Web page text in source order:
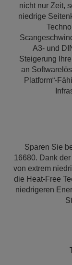
nicht nur Zeit,
niedrige
A3- und
Steigerung
an
Platform“-
Sparen Sie
16680. Dank
von extrem
die Heat-Free
niedrigeren